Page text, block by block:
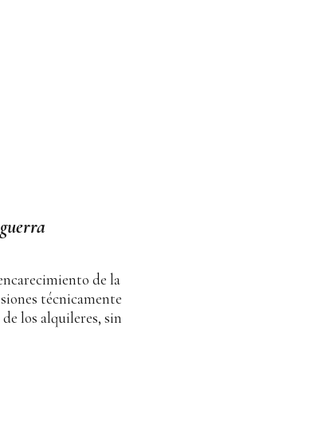
de la
técnicamente
los alquileres, sin